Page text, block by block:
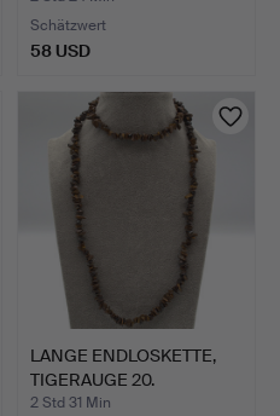
Schätzwert
58 USD
LANGE ENDLOSKETTE,
TIGERAUGE 20.
JAHRHUNDE…
2 Std 31 Min